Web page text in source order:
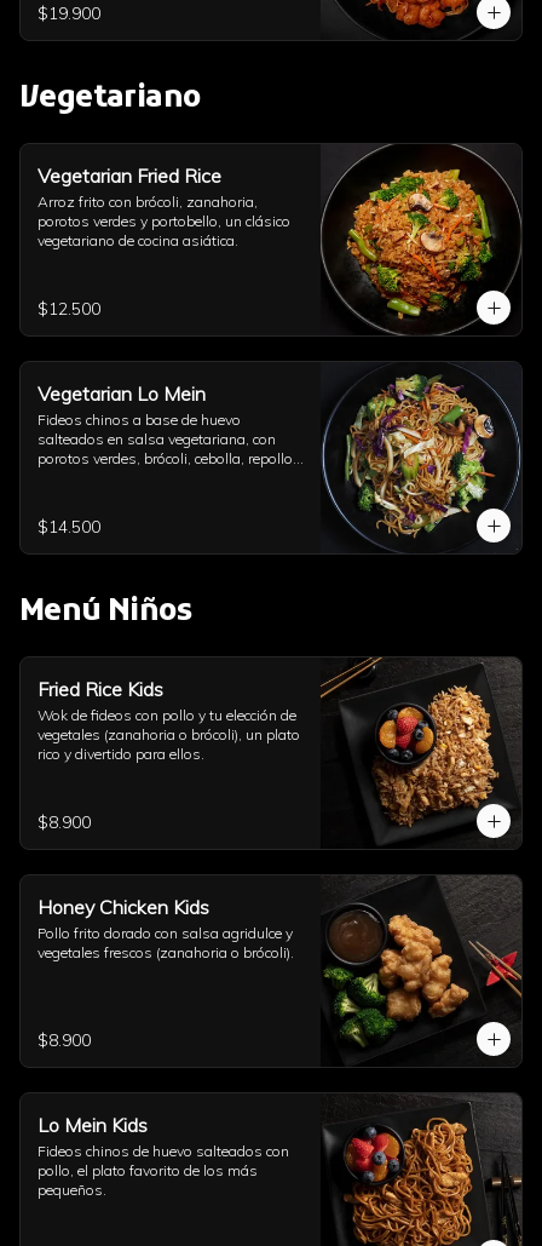
$19.900
Vegetariano
Vegetarian Fried Rice
Arroz frito con brócoli, zanahoria,
porotos verdes y portobello, un clásico
vegetariano de cocina asiática.
$12.500
Vegetarian Lo Mein
Fideos chinos a base de huevo
salteados en salsa vegetariana, con
porotos verdes, brócoli, cebolla, repollo,
$14.500
Menú Niños
Fried Rice Kids
Wok de fideos con pollo y tu elección de
vegetales (zanahoria o brócoli), un plato
rico y divertido para ellos.
$8.900
Honey Chicken Kids
Pollo frito dorado con salsa agridulce y
vegetales frescos (zanahoria o brócoli).
$8.900
Lo Mein Kids
Fideos chinos de huevo salteados con
pollo, el plato favorito de los más
pequeños.